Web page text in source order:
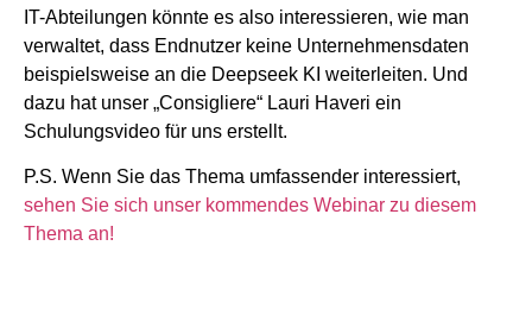
IT-Abteilungen könnte es also interessieren, wie man
verwaltet, dass Endnutzer keine Unternehmensdaten
beispielsweise an die Deepseek KI weiterleiten. Und
dazu hat unser „Consigliere“ Lauri Haveri ein
Schulungsvideo für uns erstellt.
P.S. Wenn Sie das Thema umfassender interessiert,
sehen Sie sich unser kommendes Webinar zu diesem
Thema an!